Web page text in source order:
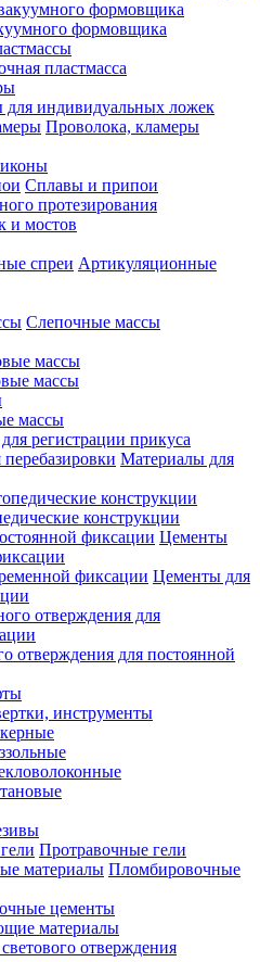
формовщика
пластмасса
для индивидуальных ложек
Проволока, кламеры
Сплавы и припои
протезирования
и мостов
Артикуляционные
Слепочные массы
массы
массы
массы
регистрации прикуса
Материалы для
конструкции
Цементы
Цементы для
отверждения для постоянной
инструменты
Протравочные гели
Пломбировочные
цементы
материалы
отверждения